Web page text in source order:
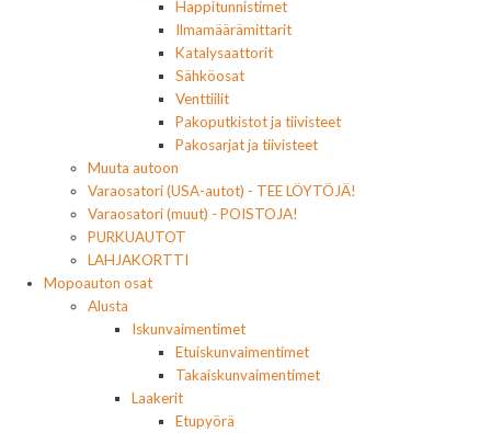
Happitunnistimet
Ilmamäärämittarit
Katalysaattorit
Sähköosat
Venttiilit
Pakoputkistot ja tiivisteet
Pakosarjat ja tiivisteet
Muuta autoon
Varaosatori (USA-autot) - TEE LÖYTÖJÄ!
Varaosatori (muut) - POISTOJA!
PURKUAUTOT
LAHJAKORTTI
Mopoauton osat
Alusta
Iskunvaimentimet
Etuiskunvaimentimet
Takaiskunvaimentimet
Laakerit
Etupyörä